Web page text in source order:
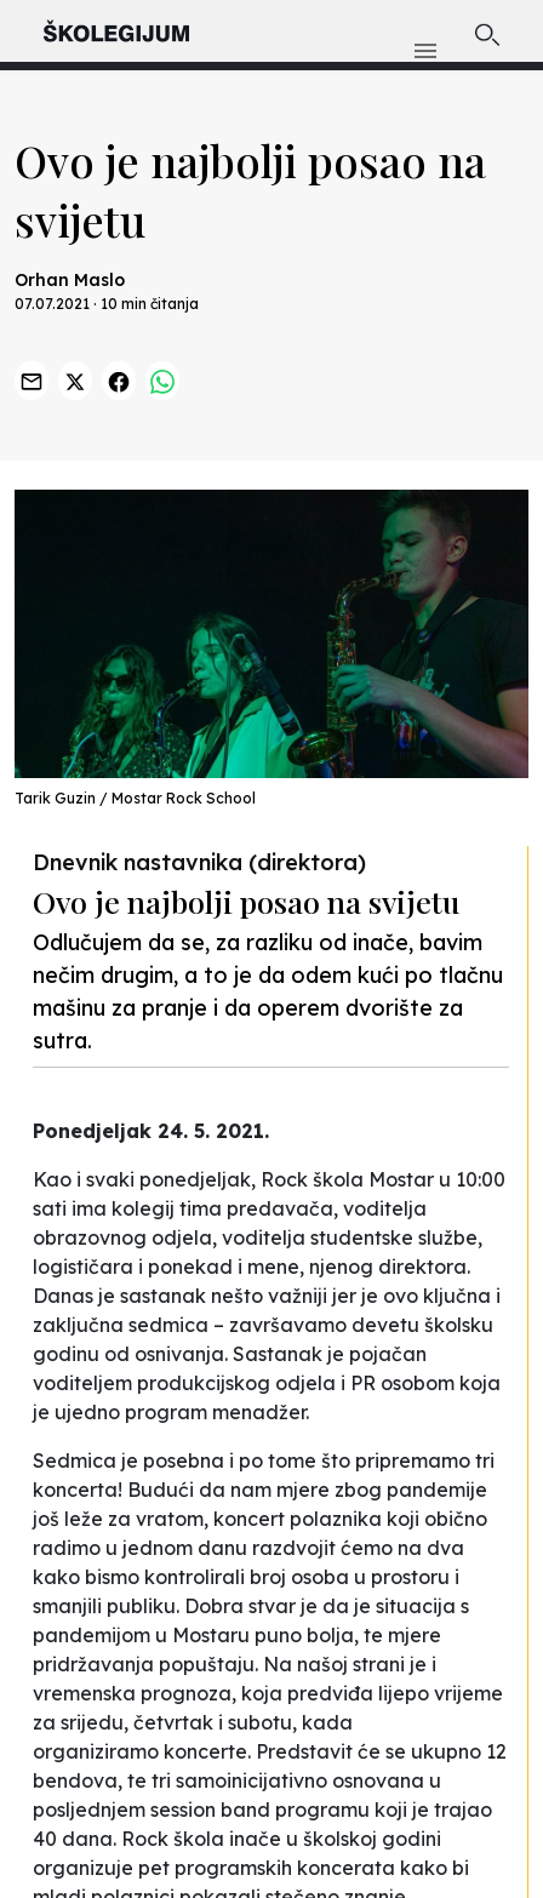
Ovo je najbolji posao na
svijetu
Orhan Maslo
07.07.2021 · 10 min čitanja
Tarik Guzin / Mostar Rock School
Dnevnik nastavnika (direktora)
Ovo je najbolji posao na svijetu
Odlučujem da se, za razliku od inače, bavim
nečim drugim, a to je da odem kući po tlačnu
mašinu za pranje i da operem dvorište za
sutra.
Ponedjeljak 24. 5. 2021.
Kao i svaki ponedjeljak, Rock škola Mostar u 10:00
sati ima kolegij tima predavača, voditelja
obrazovnog odjela, voditelja studentske službe,
logističara i ponekad i mene, njenog direktora.
Danas je sastanak nešto važniji jer je ovo ključna i
zaključna sedmica – završavamo devetu školsku
godinu od osnivanja. Sastanak je pojačan
voditeljem produkcijskog odjela i PR osobom koja
je ujedno program menadžer.
Sedmica je posebna i po tome što pripremamo tri
koncerta! Budući da nam mjere zbog pandemije
još leže za vratom, koncert polaznika koji obično
radimo u jednom danu razdvojit ćemo na dva
kako bismo kontrolirali broj osoba u prostoru i
smanjili publiku. Dobra stvar je da je situacija s
pandemijom u Mostaru puno bolja, te mjere
pridržavanja popuštaju. Na našoj strani je i
vremenska prognoza, koja predviđa lijepo vrijeme
za srijedu, četvrtak i subotu, kada
organiziramo koncerte. Predstavit će se ukupno 12
bendova, te tri samoinicijativno osnovana u
posljednjem session band programu koji je trajao
40 dana. Rock škola inače u školskoj godini
organizuje pet programskih koncerata kako bi